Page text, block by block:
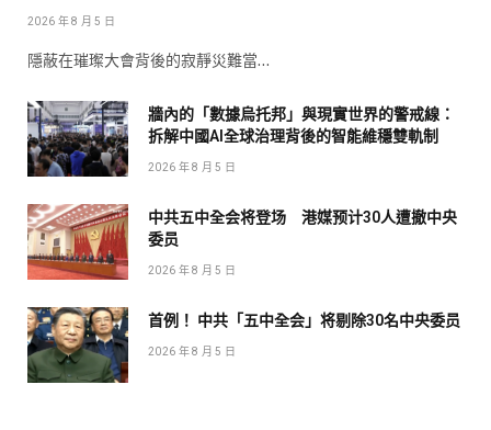
2026 年 8 月 5 日
隱蔽在璀璨大會背後的寂靜災難當…
牆內的「數據烏托邦」與現實世界的警戒線：
拆解中國AI全球治理背後的智能維穩雙軌制
2026 年 8 月 5 日
中共五中全会将登场 港媒预计30人遭撤中央
委员
2026 年 8 月 5 日
首例！ 中共「五中全会」将剔除30名中央委员
2026 年 8 月 5 日